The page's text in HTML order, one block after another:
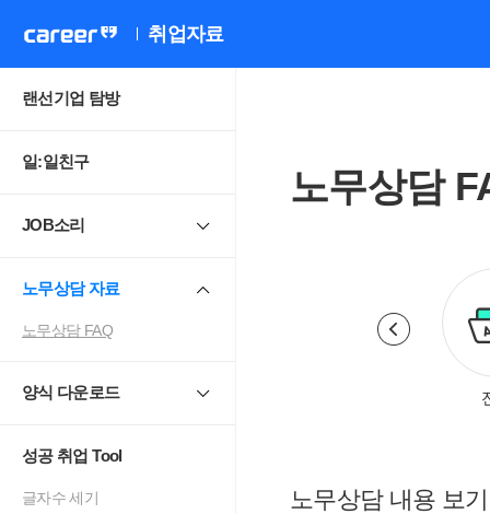
취업자료
랜선기업 탐방
일:일친구
JOB소리
노무상담 자료
노무상담 FAQ
양식 다운로드
성공 취업 Tool
글자수 세기
노무상담
계약.취업규칙 근로시간
노무상담 내용 보기